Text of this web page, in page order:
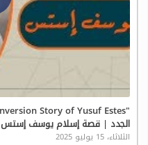
الجدد | قصة إسلام يوسف إستس
الثلاثاء، 15 يوليو 2025